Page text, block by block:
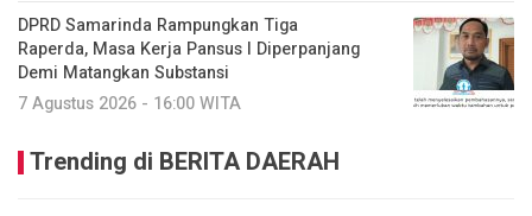
DPRD Samarinda Rampungkan Tiga
Raperda, Masa Kerja Pansus I Diperpanjang
Demi Matangkan Substansi
7 Agustus 2026 - 16:00 WITA
Trending di BERITA DAERAH